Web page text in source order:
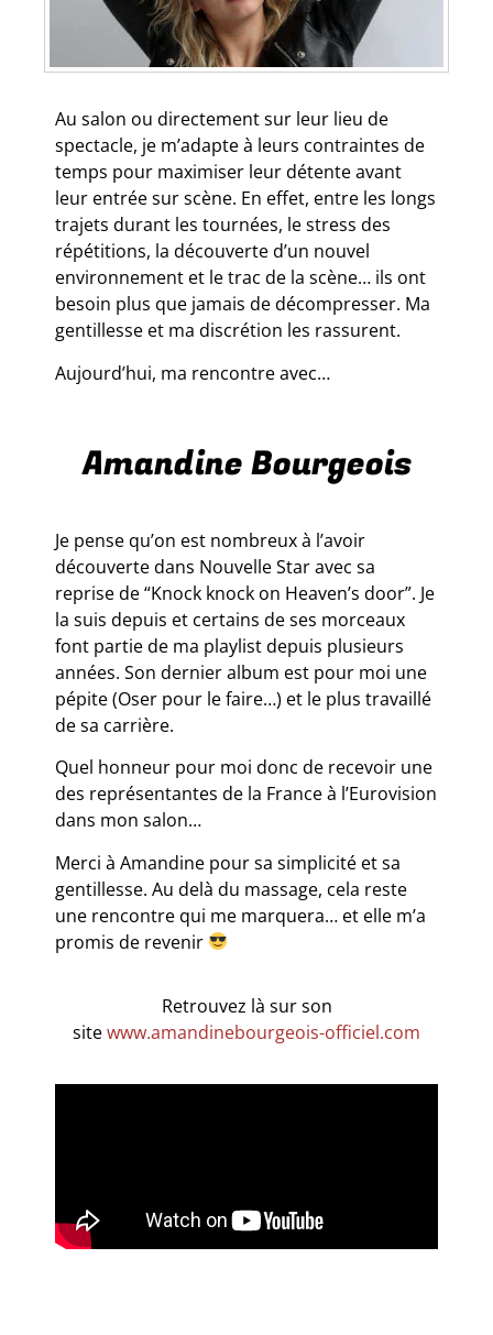
Au salon ou directement sur leur lieu de
spectacle, je m’adapte à leurs contraintes de
temps pour maximiser leur détente avant
leur entrée sur scène. En effet, entre les longs
trajets durant les tournées, le stress des
répétitions, la découverte d’un nouvel
environnement et le trac de la scène… ils ont
besoin plus que jamais de décompresser. Ma
gentillesse et ma discrétion les rassurent.
Aujourd’hui, ma rencontre avec…
Amandine Bourgeois
Je pense qu’on est nombreux à l’avoir
découverte dans Nouvelle Star avec sa
reprise de “Knock knock on Heaven’s door”. Je
la suis depuis et certains de ses morceaux
font partie de ma playlist depuis plusieurs
années. Son dernier album est pour moi une
pépite (Oser pour le faire…) et le plus travaillé
de sa carrière.
Quel honneur pour moi donc de recevoir une
des représentantes de la France à l’Eurovision
dans mon salon…
Merci à Amandine pour sa simplicité et sa
gentillesse. Au delà du massage, cela reste
une rencontre qui me marquera… et elle m’a
promis de revenir
Retrouvez là sur son
sitewww.amandinebourgeois-officiel.com